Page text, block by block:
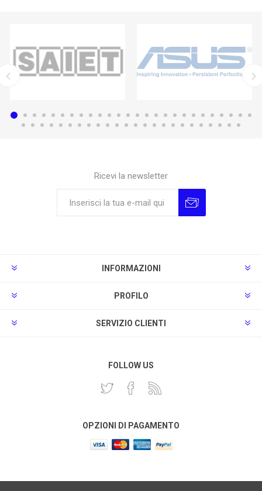
Ricevi la newsletter
INFORMAZIONI
PROFILO
SERVIZIO CLIENTI
FOLLOW US
OPZIONI DI PAGAMENTO